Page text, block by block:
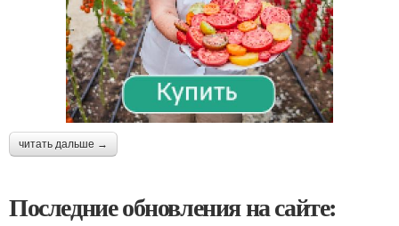
читать дальше →
Последние обновления на сайте: